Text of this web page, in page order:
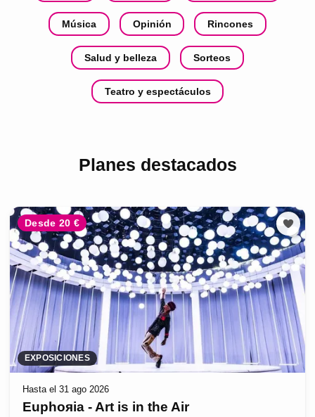
Música Opinión Rincones
Salud y belleza Sorteos
Teatro y espectáculos
Planes destacados
Desde 20 €
EXPOSICIONES
Hasta el 31 ago 2026
Euphoяia - Art is in the Air